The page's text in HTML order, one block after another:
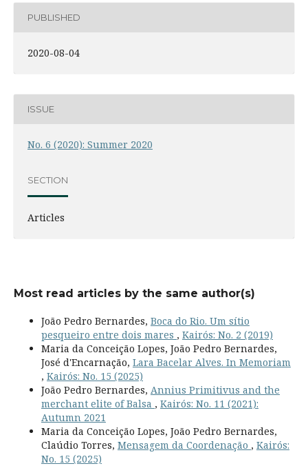
PUBLISHED
2020-08-04
ISSUE
No. 6 (2020): Summer 2020
SECTION
Articles
Most read articles by the same author(s)
João Pedro Bernardes, Boca do Rio. Um sítio
pesqueiro entre dois mares , Kairós: No. 2 (2019)
Maria da Conceição Lopes, João Pedro Bernardes,
José d'Encarnação, Lara Bacelar Alves. In Memoriam
, Kairós: No. 15 (2025)
João Pedro Bernardes, Annius Primitivus and the
merchant elite of Balsa , Kairós: No. 11 (2021):
Autumn 2021
Maria da Conceição Lopes, João Pedro Bernardes,
Claúdio Torres, Mensagem da Coordenação , Kairós:
No. 15 (2025)